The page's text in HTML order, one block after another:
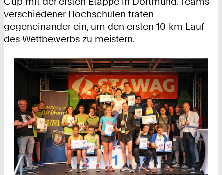
verschiedener Hochschulen traten
gegeneinander ein, um den ersten 10-km Lauf
des Wettbewerbs zu meistern.